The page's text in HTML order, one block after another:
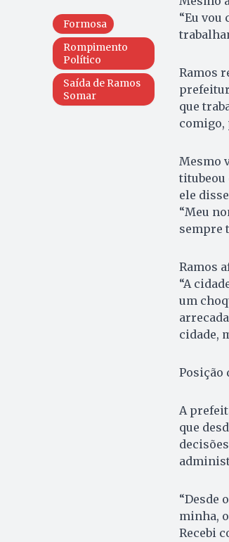
Formosa
Rompimento
Político
Saída de Ramos
Somar
“Eu
Ramos
que
comigo,
Mesmo
titubeou
ele
“Meu
sempre
Ramos
“A
um
cidade,
Posição
A
que
“Desde
minha,
Recebi